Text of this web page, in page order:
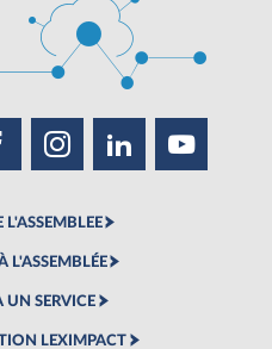
L'ASSEMBLÉE
UN SERVICE
LEXIMPACT